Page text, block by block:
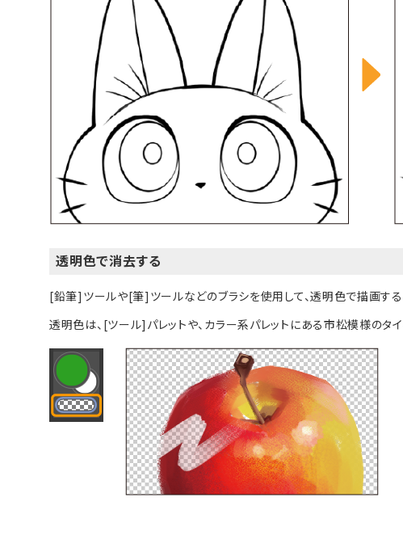
透明色で消去する
[鉛筆]ツールや[筆]ツールなどのブラシを使用して、透明色で描画する
透明色は、[ツール]パレットや、カラー系パレットにある市松模様のタ